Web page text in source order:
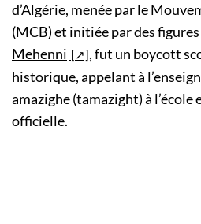
d’Algérie, menée par le
(MCB) et initiée par des
Mehenni
, fut un boycott
historique, appelant à
amazighe (tamazight) à l’école
officielle.